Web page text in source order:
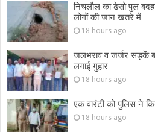
निचलौल का ढेसो पुल
लोगों की जान खतरे में
18 hours ago
जलभराव व जर्जर सड़कें
लगाई गुहार
18 hours ago
एक वारंटी को पुलिस ने
18 hours ago